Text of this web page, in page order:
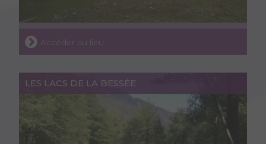
Accéder au lieu
LES LACS DE LA BESSÉE